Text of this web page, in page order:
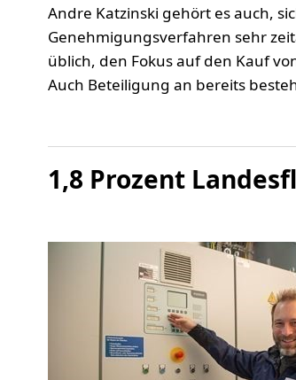
Andre Katzinski gehört es auch,
Genehmigungsverfahren sehr
üblich, den Fokus auf den Kauf
Auch Beteiligung an bereits
1,8 Prozent